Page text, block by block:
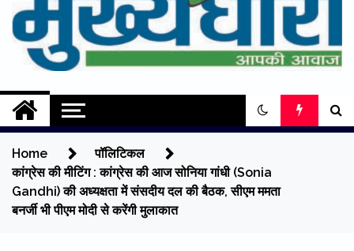
Mukhyadhara
Aapki Aawaz
Home
पॉलिटिकल
कांग्रेस की मीटिंग : कांग्रेस की आज सोनिया गांधी (Sonia
Gandhi) की अध्यक्षता में संसदीय दल की बैठक, सीएम ममता
बनर्जी भी पीएम मोदी से करेंगी मुलाकात